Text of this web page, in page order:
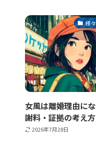
様
女風は離婚理由に
謝料・証拠の考え方
2026年7月28日